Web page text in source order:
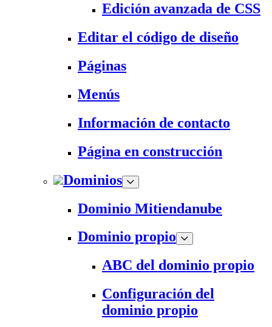
Edición avanzada de CSS
Editar el código de diseño
Páginas
Menús
Información de contacto
Página en construcción
Dominios
Dominio Mitiendanube
Dominio propio
ABC del dominio propio
Configuración del
dominio propio